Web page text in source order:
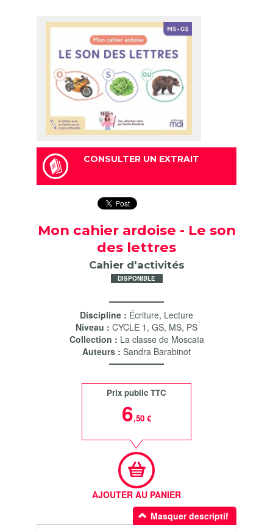
CONSULTER UN EXTRAIT
Mon cahier ardoise - Le son
des lettres
Cahier d'activités
DISPONIBLE
Discipline : Écriture, Lecture
Niveau : CYCLE 1 , GS, MS, PS
Collection : La classe de Moscaïa
Auteurs : Sandra Barabinot
Prix public TTC
6,50 €
AJOUTER AU PANIER
Masquer descriptif